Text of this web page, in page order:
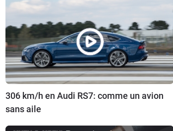
306 km/h en Audi RS7: comme un avion
sans aile